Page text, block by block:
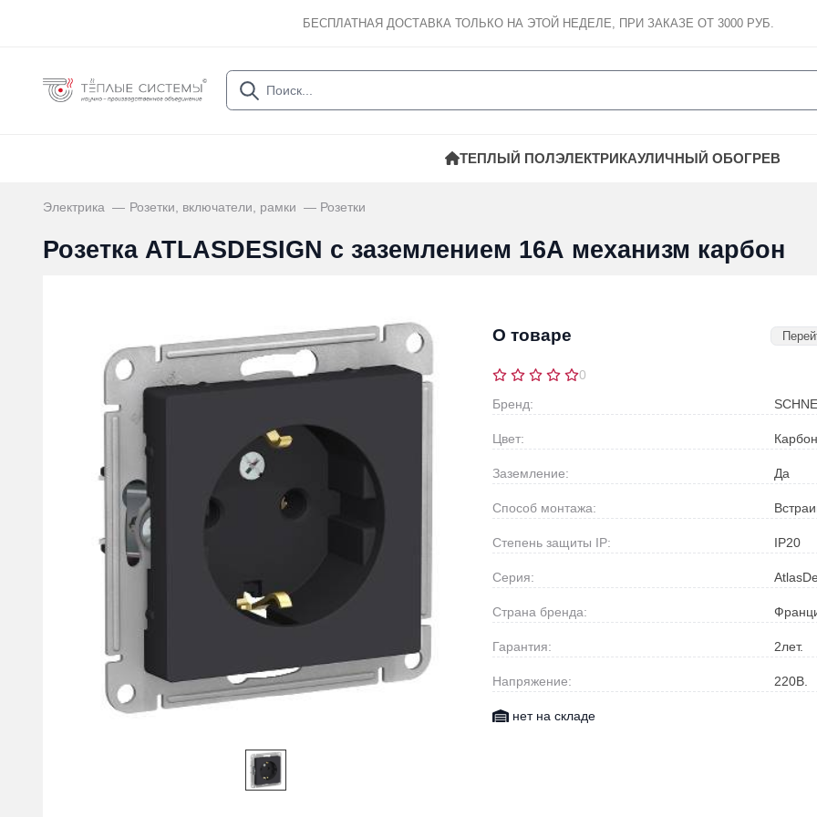
БЕСПЛАТНАЯ ДОСТАВКА ТОЛЬКО НА ЭТОЙ НЕДЕЛЕ, ПРИ ЗАКАЗЕ ОТ 3000 РУБ.
ТЕПЛЫЙ ПОЛЭЛЕКТРИКАУЛИЧНЫЙ ОБОГРЕВ
Электрика Розетки, включатели, рамки Розетки
Розетка ATLASDESIGN с заземлением 16А механизм карбон
О товаре
0
Бренд:
Цвет: Карбон
Заземление: Да
Способ монтажа:
Степень защиты IP: IP20
Серия:
Страна бренда:
Гарантия: 2лет.
Напряжение: 220В.
нет на складе